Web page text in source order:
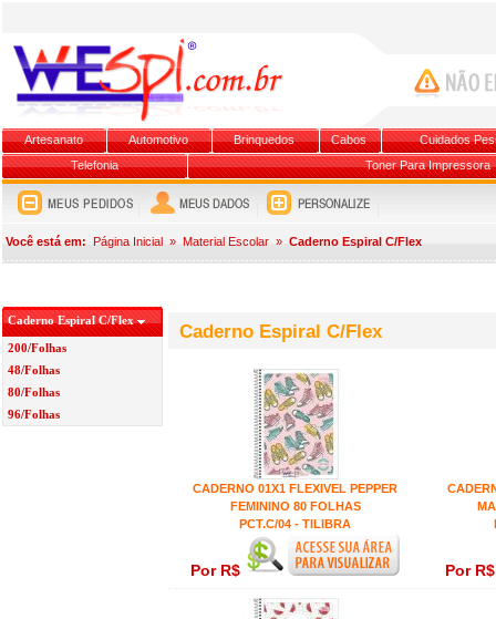
Artesanato Automotivo Brinquedos Cabos
Cuidados
Telefonia
Toner Para Impressora
Você está em: Página Inicial » Material Escolar » Caderno Espiral C/Flex
Caderno Espiral C/Flex
200/Folhas
48/Folhas
80/Folhas
96/Folhas
Caderno Espiral C/Flex
CADERNO 01X1 FLEXIVEL PEPPER
FEMININO 80 FOLHAS
PCT.C/04 - TILIBRA
Por R$ Por